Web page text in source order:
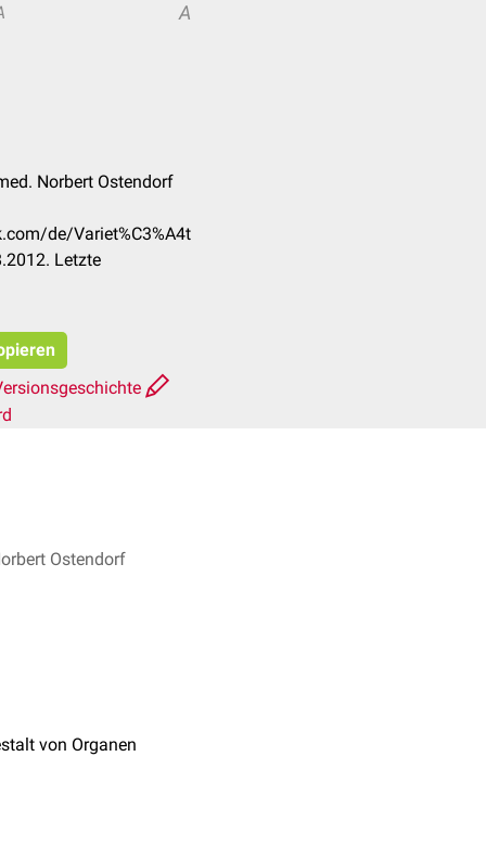
A
Norbert Ostendorf
de/Variet%C3%A4t
Letzte
Ostendorf
von Organen